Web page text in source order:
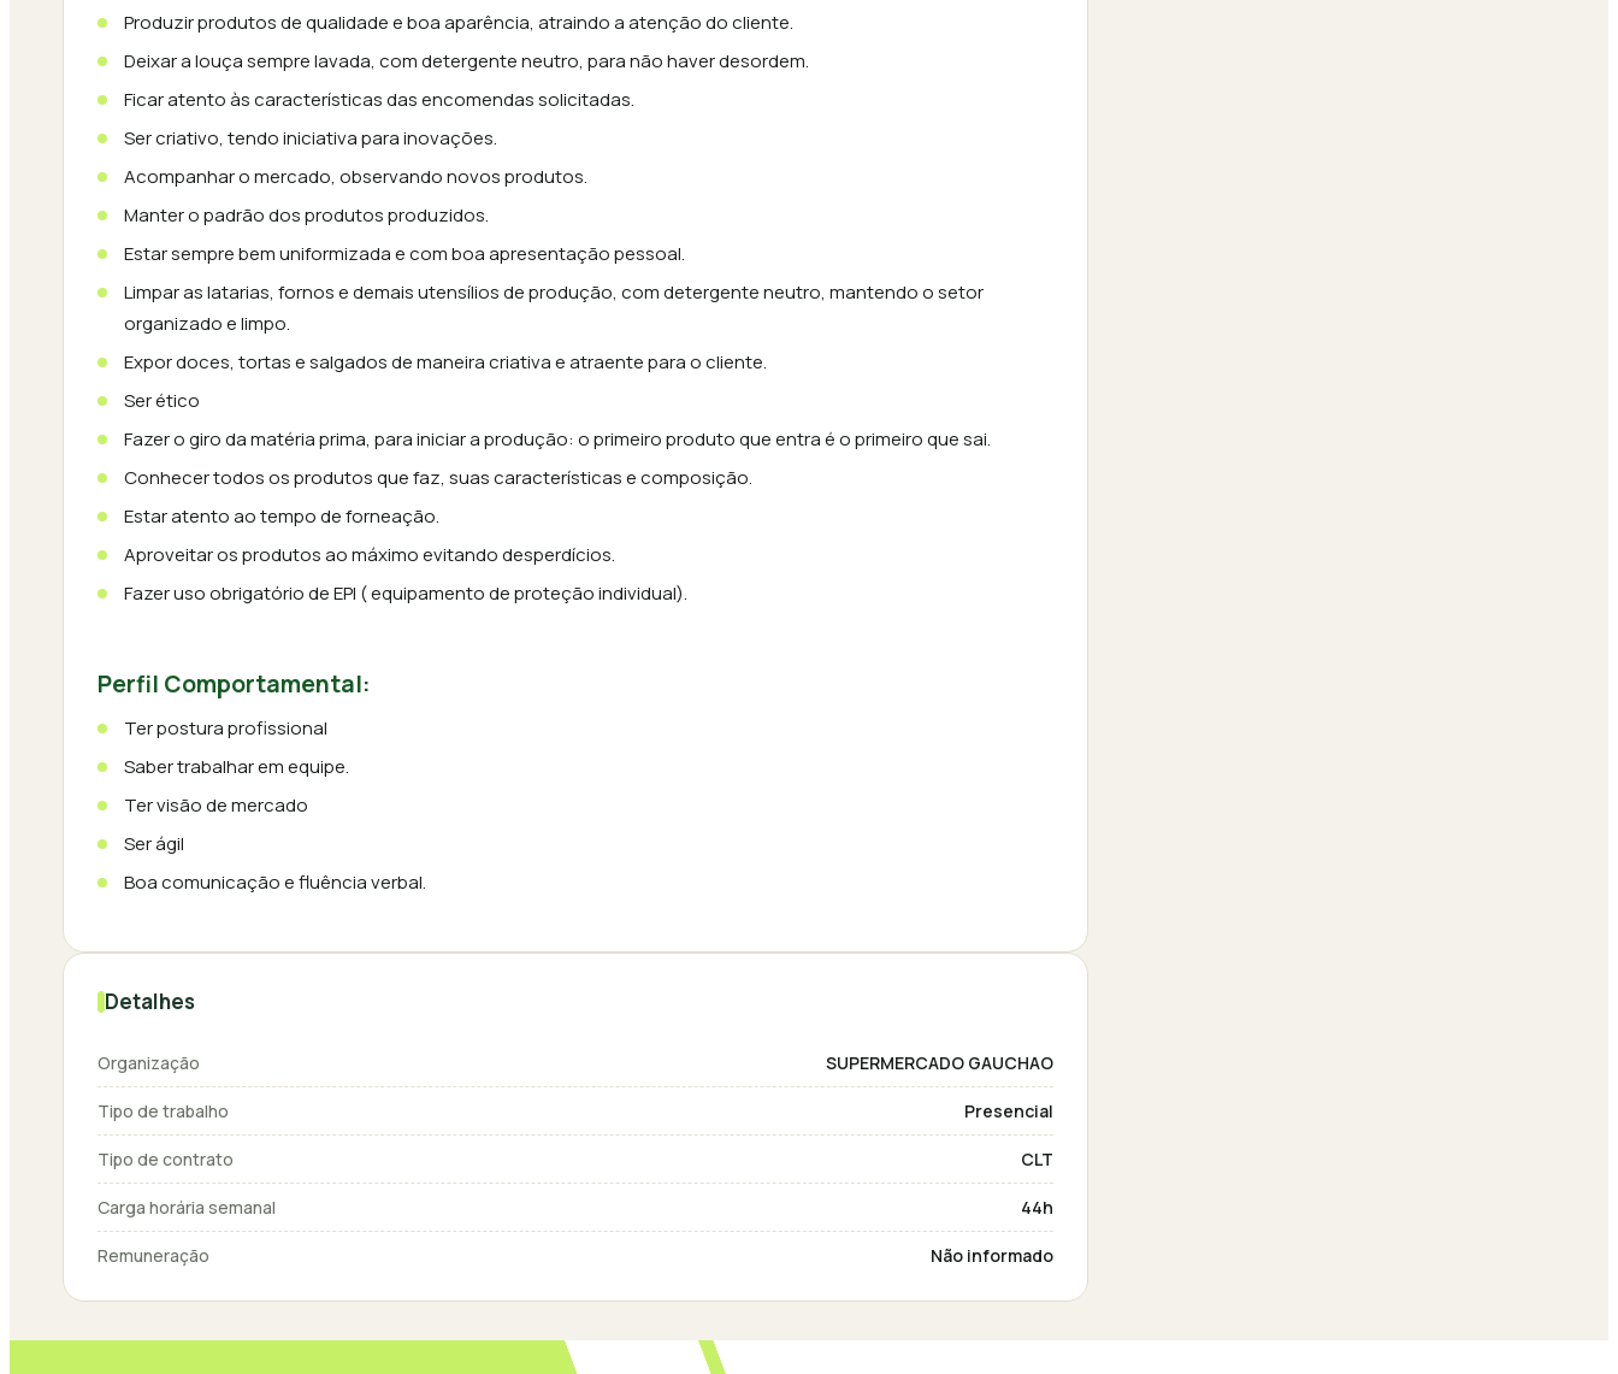
Produzir produtos de qualidade e boa aparência, atraindo a atenção do cliente.
Deixar a louça sempre lavada, com detergente neutro, para não haver desordem.
Ficar atento às características das encomendas solicitadas.
Ser criativo, tendo iniciativa para inovações.
Acompanhar o mercado, observando novos produtos.
Manter o padrão dos produtos produzidos.
Estar sempre bem uniformizada e com boa apresentação pessoal.
Limpar as latarias, fornos e demais utensílios de produção, com detergente neutro, mantendo o setor
organizado e limpo.
Expor doces, tortas e salgados de maneira criativa e atraente para o cliente.
Ser ético
Fazer o giro da matéria prima, para iniciar a produção: o primeiro produto que entra é o primeiro que sai.
Conhecer todos os produtos que faz, suas características e composição.
Estar atento ao tempo de forneação.
Aproveitar os produtos ao máximo evitando desperdícios.
Fazer uso obrigatório de EPI ( equipamento de proteção individual).
Perfil Comportamental:
Ter postura profissional
Saber trabalhar em equipe.
Ter visão de mercado
Ser ágil
Boa comunicação e fluência verbal.
Detalhes
Organização SUPERMERCADO GAUCHAO
Tipo de trabalho Presencial
Tipo de contrato CLT
Carga horária semanal 44h
Remuneração Não informado